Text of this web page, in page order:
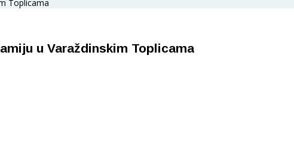
Toplicama
u Varaždinskim Toplicama